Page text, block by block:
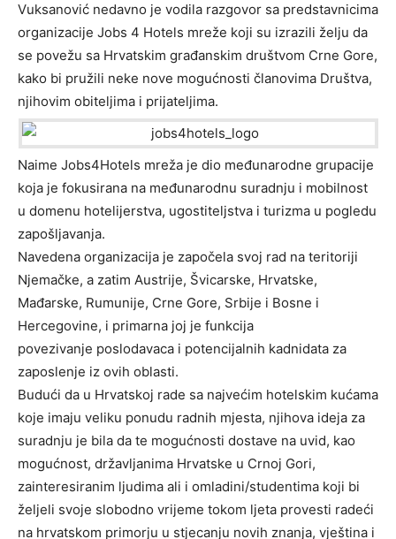
Vuksanović nedavno je vodila razgovor sa predstavnicima
organizacije Jobs 4 Hotels mreže koji su izrazili želju da
se povežu sa Hrvatskim građanskim društvom Crne Gore,
kako bi pružili neke nove mogućnosti članovima Društva,
njihovim obiteljima i prijateljima.
Naime Jobs4Hotels mreža je dio međunarodne grupacije
koja je fokusirana na međunarodnu suradnju i mobilnost
u domenu hotelijerstva, ugostiteljstva i turizma u pogledu
zapošljavanja.
Navedena organizacija je započela svoj rad na teritoriji
Njemačke, a zatim Austrije, Švicarske, Hrvatske,
Mađarske, Rumunije, Crne Gore, Srbije i Bosne i
Hercegovine, i primarna joj je funkcija
povezivanje poslodavaca i potencijalnih kadnidata za
zaposlenje iz ovih oblasti.
Budući da u Hrvatskoj rade sa najvećim hotelskim kućama
koje imaju veliku ponudu radnih mjesta, njihova ideja za
suradnju je bila da te mogućnosti dostave na uvid, kao
mogućnost, državljanima Hrvatske u Crnoj Gori,
zainteresiranim ljudima ali i omladini/studentima koji bi
željeli svoje slobodno vrijeme tokom ljeta provesti radeći
na hrvatskom primorju u stjecanju novih znanja, vještina i